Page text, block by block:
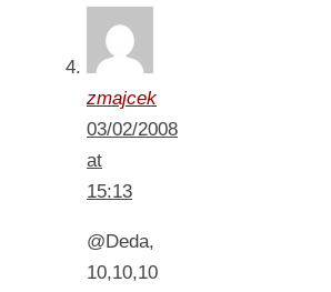
zmajcek
03/02/2008
at
15:13
@Deda,
10,10,10